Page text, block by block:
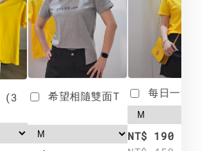
(3
希望相隨雙面T 每日一笑
NT$ 190